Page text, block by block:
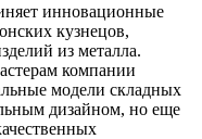
инновационные
кузнецов,
из металла.
компании
модели складных
дизайном, но еще